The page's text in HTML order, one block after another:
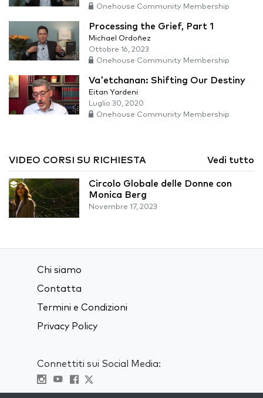
Onehouse Community Membership
Processing the Grief, Part 1
Michael Ordoñez
Ottobre 16, 2023
Onehouse Community Membership
Va'etchanan: Shifting Our Destiny
Eitan Yardeni
Luglio 30, 2020
Onehouse Community Membership
VIDEO CORSI SU RICHIESTA Vedi tutto
Circolo Globale delle Donne con
Monica Berg
Novembre 17, 2023
Chi siamo
Contatta
Termini e Condizioni
Privacy Policy
Connettiti sui Social Media: